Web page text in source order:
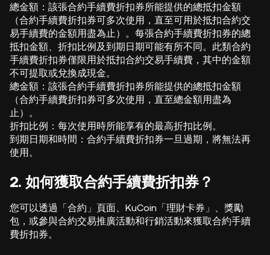
總金額：該張合約手續費折扣券所能提供的總抵扣金額
（合約手續費折扣券可多次使用，直至可用於抵扣合約交
易手續費的金額用盡為止）。每張合約手續費折扣券的總
抵扣金額、折扣比例及到期日期可能有所不同。此類合約
手續費折扣券僅限用於抵扣合約交易手續費，其中的金額
不可提取或兌換成現金。
總金額：該張合約手續費折扣券所能提供的總抵扣金額
（合約手續費折扣券可多次使用，直至總金額用盡為
止）。
折扣比例：每次使用時所能享有的最高折扣比例。
到期日期和時間：合約手續費折扣券一旦過期，將無法再
使用。
2. 如何獲取合約手續費折扣券？
您可以透過「合約」頁面、KuCoin「理財卡券」、獎勵
包，或參與合約交易推廣活動和行銷活動來獲取合約手續
費折扣券。